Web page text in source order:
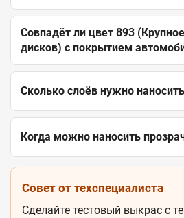
Совпадёт ли цвет 893
дисков) с покрытием
Сколько слоёв нужно
Когда можно наносить
Совет от техспециалиста
Сделайте тестовый выкрас с